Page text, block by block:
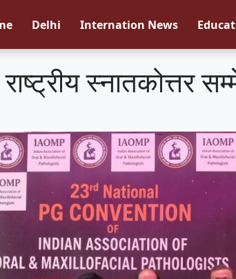
Delhi Internation News
स्नातकोत्तर